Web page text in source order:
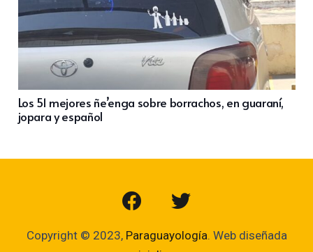
Los 51 mejores ñe’enga sobre borrachos, en guaraní,
jopara y español
Copyright © 2023, Paraguayología. Web diseñada